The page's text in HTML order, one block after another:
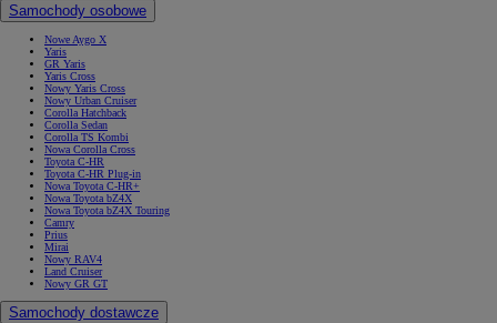
Samochody osobowe
Nowe Aygo X
Yaris
GR Yaris
Yaris Cross
Nowy Yaris Cross
Nowy Urban Cruiser
Corolla Hatchback
Corolla Sedan
Corolla TS Kombi
Nowa Corolla Cross
Toyota C-HR
Toyota C-HR Plug-in
Nowa Toyota C-HR+
Nowa Toyota bZ4X
Nowa Toyota bZ4X Touring
Camry
Prius
Mirai
Nowy RAV4
Land Cruiser
Nowy GR GT
Samochody dostawcze